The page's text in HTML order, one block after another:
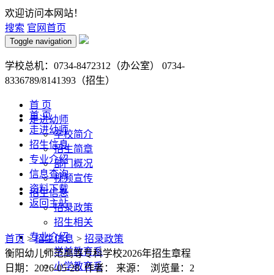
欢迎访问本网站！
搜索 官网首页
Toggle navigation
学校总机：0734-8472312（办公室） 0734-
8336789/8141393（招生）
首 页
走进幼师
学校简介
招生简章
部门概况
视频宣传
招生信息
招录政策
招生相关
专业介绍
学前教育系
小学教育系
首 页
走进幼师
招生信息
专业介绍
信息查询
资料下载
返回主站
首页 >招生信息 > 招录政策
衡阳幼儿师范高等专科学校2026年招生章程
日期：2026-05-28 作者： 来源： 浏览量： 2